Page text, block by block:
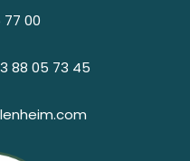
00
88 05 73 45